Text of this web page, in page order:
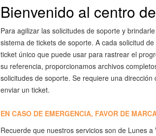
Bienvenido al centro
Para agilizar las solicitudes de soporte y
sistema de tickets de soporte. A cada solicitud
ticket único que puede usar para rastrear el
su referencia, proporcionamos archivos
solicitudes de soporte. Se requiere una
enviar un ticket.
EN CASO DE EMERGENCIA, FAVOR DE
Recuerde que nuestros servicios son de Lunes